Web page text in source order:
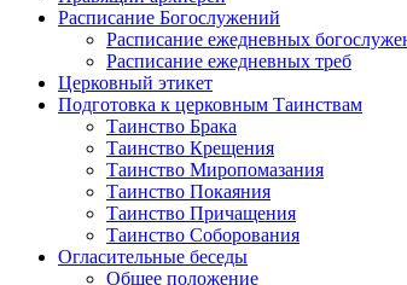
Расписание Богослужений
Расписание ежедневных
Расписание ежедневных треб
Церковный этикет
Подготовка к церковным Таинствам
Таинство Брака
Таинство Крещения
Таинство Миропомазания
Таинство Покаяния
Таинство Причащения
Таинство Соборования
Огласительные беседы
Общее положение